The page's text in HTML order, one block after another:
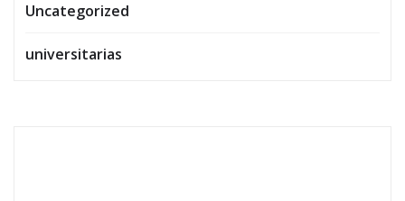
Uncategorized
universitarias